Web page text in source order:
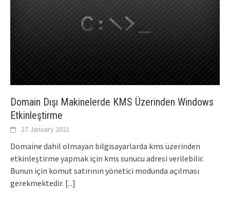
Domain Dışı Makinelerde KMS Üzerinden Windows
Etkinleştirme
27 January 2021
Domaine dahil olmayan bilgisayarlarda kms üzerinden
etkinleştirme yapmak için kms sunucu adresi verilebilir.
Bunun için komut satırının yönetici modunda açılması
gerekmektedir. [...]